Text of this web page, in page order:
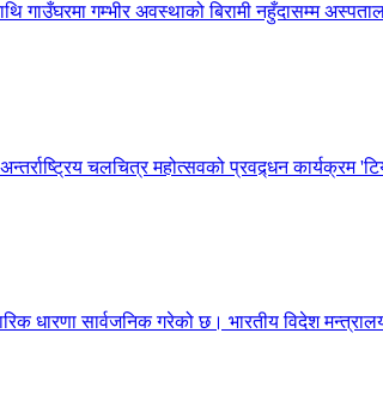
गम्भीर अवस्थाको बिरामी नहुँदासम्म अस्पताल
चलचित्र महोत्सवको प्रवद्र्धन कार्यक्रम
धारणा सार्वजनिक गरेको छ। भारतीय विदेश